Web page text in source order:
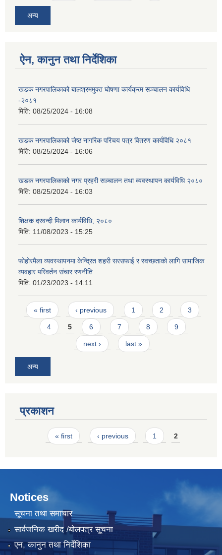
अन्य
ऐन, कानुन तथा निर्देशिका
खडक नगरपालिकाको बालश्रममुक्त घोषणा कार्यक्रम सञ्चालन कार्यविधि
-२०८१
मिति: 08/25/2024 - 16:08
खडक नगरपालिकाको जेष्ठ नागरिक परिचय पत्र वितरण कार्यविधि २०८१
मिति: 08/25/2024 - 16:06
खडक नगरपालिकाको नगर प्रहरी सञ्चालन तथा व्यवस्थापन कार्यविधि २०८०
मिति: 08/25/2024 - 16:03
शिक्षक दरवन्दी मिलान कार्यविधि, २०८०
मिति: 11/08/2023 - 15:25
फोहोरमैला व्यवस्थापनमा केन्द्रित शहरी सरसफाई र स्वच्छताको लागि सामाजिक
व्यवहार परिवर्तन संचार रणनीति
मिति: 01/23/2023 - 14:11
Pages
« first ‹ previous 1 2 3
4 5 6 7 8 9
next › last »
अन्य
प्रकाशन
Pages« first ‹ previous 1 2
Notices
सूचना तथा समाचार
सार्वजनिक खरीद /बोलपत्र सूचना
एन, कानुन तथा निर्देशिका